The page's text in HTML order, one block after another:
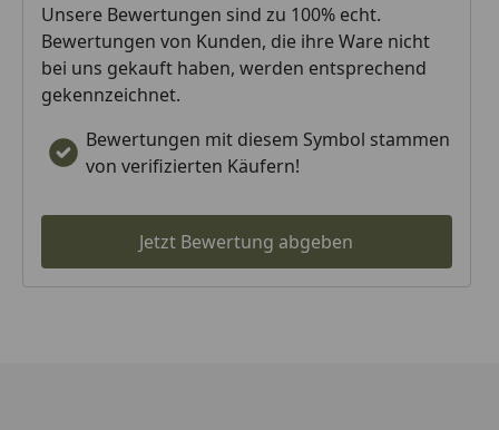
Unsere Bewertungen sind zu 100% echt.
Bewertungen von Kunden, die ihre Ware nicht
bei uns gekauft haben, werden entsprechend
gekennzeichnet.
Bewertungen mit diesem Symbol stammen
von verifizierten Käufern!
Jetzt Bewertung abgeben